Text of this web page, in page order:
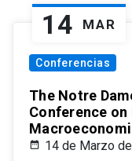
14 MAR
Conferencias
The Notre
Conference on
14 de Marzo